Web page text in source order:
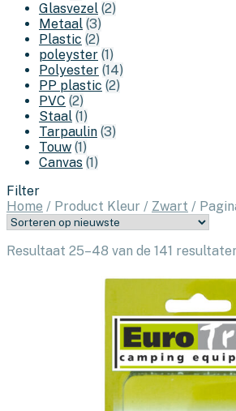
Glasvezel (2)
Metaal (3)
Plastic (2)
poleyster (1)
Polyester (14)
PP plastic (2)
PVC (2)
Staal (1)
Tarpaulin (3)
Touw (1)
Canvas (1)
Filter
Home / Product Kleur / Zwart /
Resultaat 25–48 van de 141